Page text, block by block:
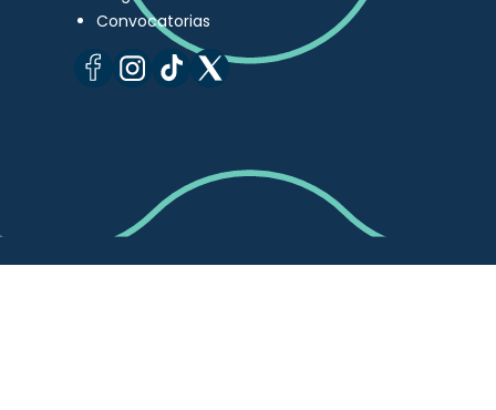
Convocatorias